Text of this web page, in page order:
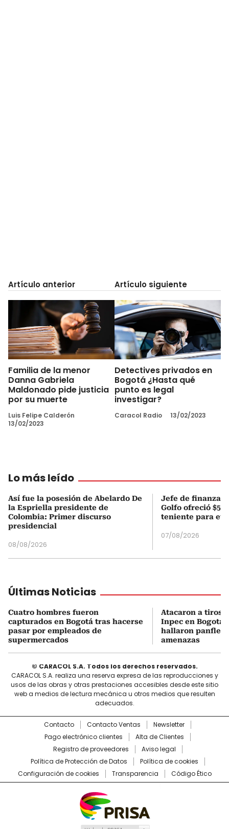
Artículo anterior
Familia de la menor
Danna Gabriela
Maldonado pide justicia
por su muerte
Luis Felipe Calderón
13/02/2023
Artículo siguiente
Detectives privados en
Bogotá ¿Hasta qué
punto es legal
investigar?
Caracol Radio 13/02/2023
Lo más leído
Así fue la posesión de Abelardo De
la Espriella presidente de
Colombia: Primer discurso
presidencial
08/08/2026
Jefe de finanzas
Golfo ofreció
teniente para
07/08/2026
Últimas Noticias
Cuatro hombres fueron
capturados en Bogotá tras hacerse
pasar por empleados de
supermercados
Atacaron a tiros
Inpec en
hallaron
amenazas
© CARACOL S.A. Todos los derechos reservados.
CARACOL S.A. realiza una reserva expresa de las reproducciones y
usos de las obras y otras prestaciones accesibles desde este sitio
web a medios de lectura mecánica u otros medios que resulten
adecuados.
Contacto Contacto Ventas
Newsletter
Pago electrónico clientes
Alta de Clientes
Registro de proveedores
Aviso legal
Política de Protección de Datos
Política de cookies
Configuración de cookies
Transparencia Código Ético